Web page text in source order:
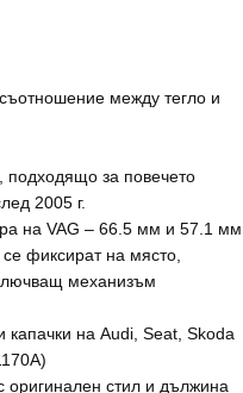
между тегло и
за повечето
2005 г.
на VAG – 66.5 мм и 57.1 мм
фиксират на място,
механизъм
на Audi, Seat, Skoda
стил и дължина